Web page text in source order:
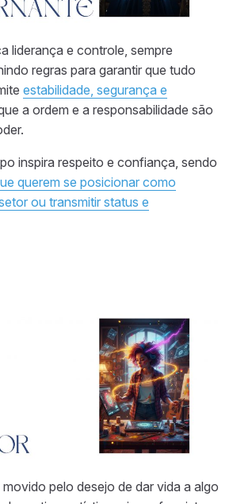
liderança e controle, sempre
regras para garantir que tudo
estabilidade, segurança e
a ordem e a responsabilidade são
inspira respeito e confiança, sendo
querem se posicionar como
ou transmitir status e
pelo desejo de dar vida a algo